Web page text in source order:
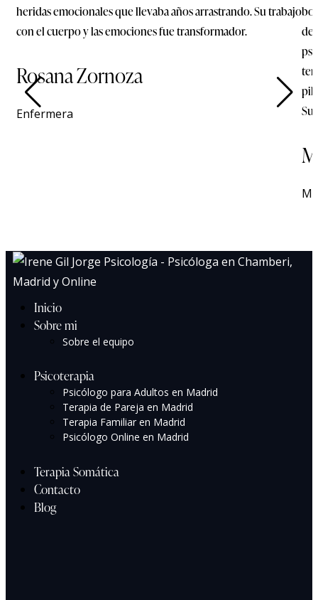
heridas emocionales que llevaba años arrastrando. Su trabajo
con el cuerpo y las emociones fue transformador.
Rosana Zornoza
Enfermera
de
Inicio
Sobre mi
Sobre el equipo
Psicoterapia
Psicólogo para Adultos en Madrid
Terapia de Pareja en Madrid
Terapia Familiar en Madrid
Psicólogo Online en Madrid
Terapia Somática
Contacto
Blog